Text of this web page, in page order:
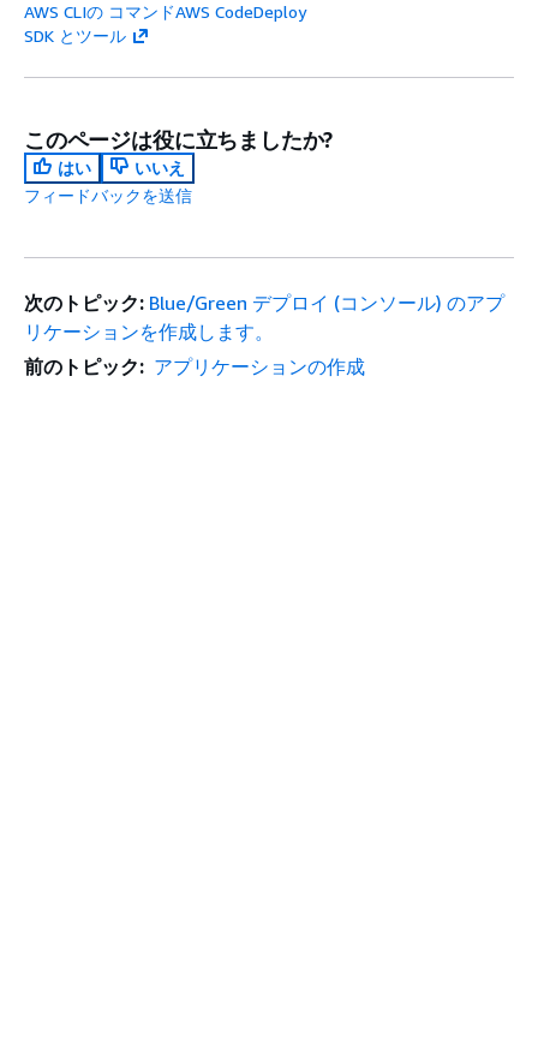
AWS CLIの コマンドAWS CodeDeploy
SDK とツール
このページは役に立ちましたか?
はい
いいえ
フィードバックを送信
次のトピック: Blue/Green デプロイ (コンソール) のアプ
リケーションを作成します。
前のトピック: アプリケーションの作成